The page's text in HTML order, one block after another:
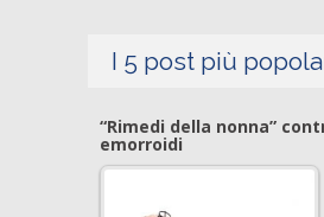
I 5 post più
“Rimedi della nonna”
emorroidi